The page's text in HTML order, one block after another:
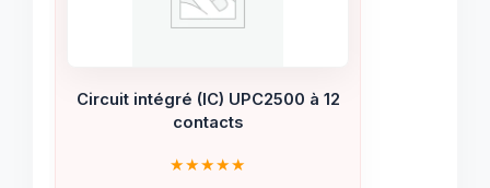
Circuit intégré (IC) UPC2500 à 12
contacts